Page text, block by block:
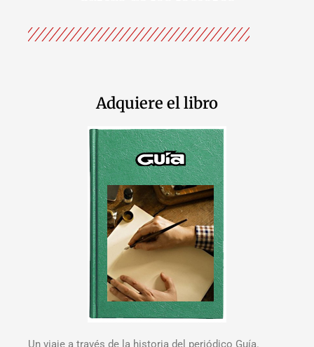
Adquiere el libro
Un viaje a través de la historia del periódico Guía.